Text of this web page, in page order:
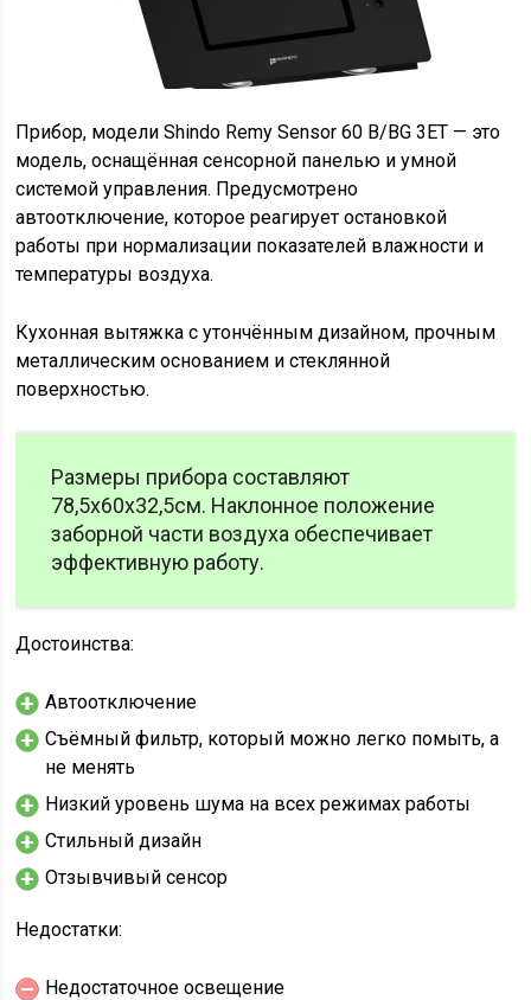
Прибор, модели Shindo Remy Sensor 60 B/BG 3ET — это
модель, оснащённая сенсорной панелью и умной
системой управления. Предусмотрено
автоотключение, которое реагирует остановкой
работы при нормализации показателей влажности и
температуры воздуха.
Кухонная вытяжка с утончённым дизайном, прочным
металлическим основанием и стеклянной
поверхностью.
Размеры прибора составляют
78,5х60х32,5см. Наклонное положение
заборной части воздуха обеспечивает
эффективную работу.
Достоинства:
Автоотключение
Съёмный фильтр, который можно легко помыть, а
не менять
Низкий уровень шума на всех режимах работы
Стильный дизайн
Отзывчивый сенсор
Недостатки:
Недостаточное освещение